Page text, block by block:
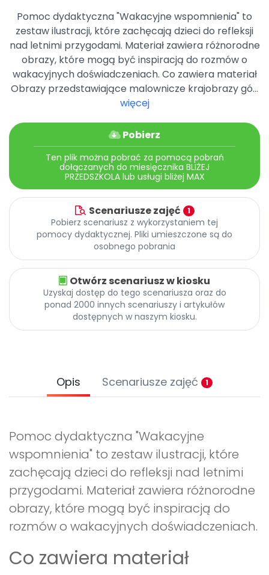
Pomoc
Pomoc dydaktyczna "Wakacyjne wspomnienia" to
zestaw ilustracji, które zachęcają dzieci do refleksji
nad letnimi przygodami. Materiał zawiera różnorodne
obrazy, które mogą być inspiracją do rozmów o
wakacyjnych doświadczeniach. Co zawiera materiał
Obrazy przedstawiające malownicze krajobrazy gó...
więcej
Pobierz
Ten plik można pobrać za pomocą pobrań
dołączanych do miesięcznika BLIŻEJ
PRZEDSZKOLA lub usługi bliżej MAX
Scenariusze zajęć 1
Pobierz scenariusz z wykorzystaniem tej
pomocy dydaktycznej. Pliki umieszczone są do
osobnego pobrania
Otwórz scenariusz w kiosku
Uzyskaj dostęp do tego scenariusza oraz do
ponad 2000 innych scenariuszy i artykułów
dostępnych w naszym kiosku.
Opis Scenariusze zajęć 1
Pomoc dydaktyczna "Wakacyjne
wspomnienia" to zestaw ilustracji, które
zachęcają dzieci do refleksji nad letnimi
przygodami. Materiał zawiera różnorodne
obrazy, które mogą być inspiracją do
rozmów o wakacyjnych doświadczeniach.
Co zawiera materiał